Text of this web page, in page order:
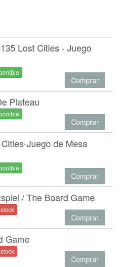
Lost Cities - Juego
Comprar
Plateau
Comprar
Juego de Mesa
Comprar
/ The Board Game
Comprar
Game
Comprar